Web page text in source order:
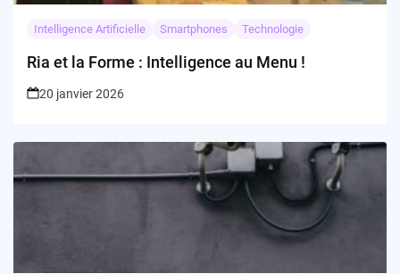
Intelligence Artificielle Smartphones Technologie
Ria et la Forme : Intelligence au Menu !
20 janvier 2026